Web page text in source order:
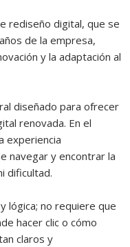
rediseño digital, que se
de la empresa,
y la adaptación al
diseñado para ofrecer
renovada. En el
experiencia
navegar y encontrar la
dificultad.
lógica; no requiere que
hacer clic o cómo
claros y